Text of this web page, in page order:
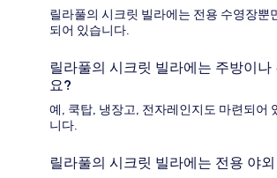
릴라풀의 시크릿 빌라에는 전용 수영장뿐
되어 있습니다.
릴라풀의 시크릿 빌라에는 주방이
요?
예, 쿡탑, 냉장고, 전자레인지도 마련되어
니다.
릴라풀의 시크릿 빌라에는 전용 야